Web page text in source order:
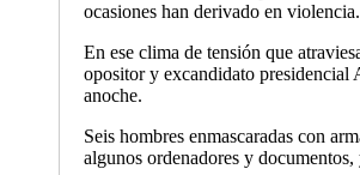
ocasiones han derivado en violencia.
En ese clima de tensión que
opositor y excandidato presidencial
anoche.
Seis hombres enmascaradas con
algunos ordenadores y